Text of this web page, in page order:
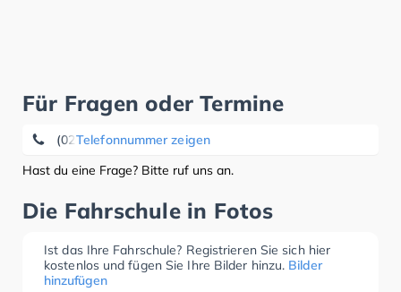
Für Fragen oder Termine
Telefonnummer zeigen
(0202) 51 56 01 10
Hast du eine Frage? Bitte ruf uns an.
Die Fahrschule in Fotos
Ist das Ihre Fahrschule? Registrieren Sie sich hier
kostenlos und fügen Sie Ihre Bilder hinzu. Bilder
hinzufügen